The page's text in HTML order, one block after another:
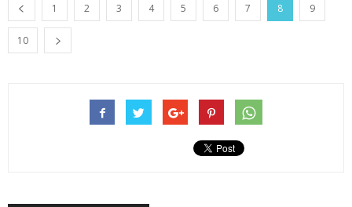
1 2 3 4 5 6 7 8 9
10